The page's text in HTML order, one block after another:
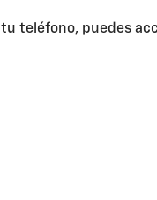
teléfono, puedes